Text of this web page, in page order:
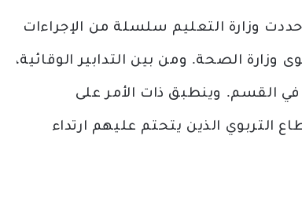
وزارة التعليم سلسلة من الإجراءات
الصحة. ومن بين التدابير الوقائية،
بين المقاعد في القسم. وينطبق ذات الأمر على
التربوي الذين يتحتم عليهم ارتداء